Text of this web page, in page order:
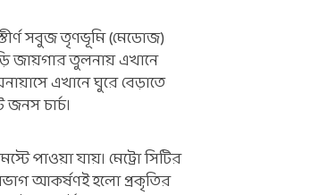
সবুজ তৃণভূমি (মেডোজ)
জায়গার তুলনায় এখানে
এখানে ঘুরে বেড়াতে
চার্চ।
পাওয়া যায়। মেট্রো সিটির
আকর্ষণই হলো প্রকৃতির